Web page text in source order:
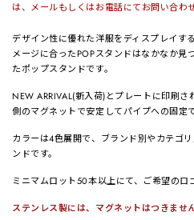
は、メールもしくはお電話にてお問い合わ
デザイン性に優れた洋服をディスプレイす
メージに合ったPOPスタンドはなかなか見
たポップスタンドです。
NEW ARRIVAL(新入荷)とプレートに印刷
側のマグネットで安定してパイプへの固定
カラーは4色展開で、ブランド別やカテゴ
ンドです。
ミニマムロット50本以上にて、ご希望のロ
ステンレス製には、マグネットはつきませ